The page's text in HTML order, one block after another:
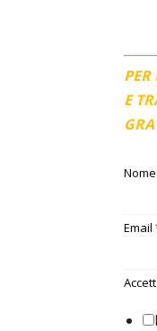
E
Nome
Email